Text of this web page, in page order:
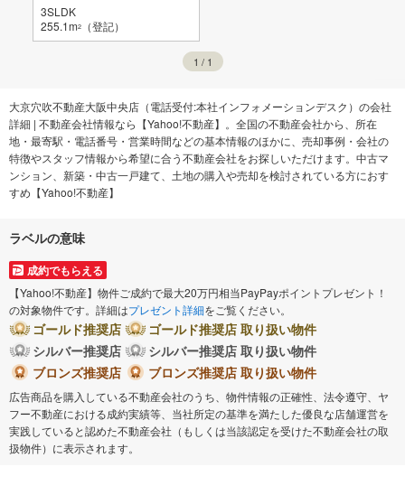
3SLDK
255.1m2 （登記）
1 / 1
大京穴吹不動産大阪中央店（電話受付:本社インフォメーションデスク）の会社
詳細 | 不動産会社情報なら【Yahoo!不動産】。全国の不動産会社から、所在
地・最寄駅・電話番号・営業時間などの基本情報のほかに、売却事例・会社の
特徴やスタッフ情報から希望に合う不動産会社をお探しいただけます。中古マ
ンション、新築・中古一戸建て、土地の購入や売却を検討されている方におす
すめ【Yahoo!不動産】
ラベルの意味
成約でもらえる
【Yahoo!不動産】物件ご成約で最大20万円相当PayPayポイントプレゼント！
の対象物件です。詳細はプレゼント詳細をご覧ください。
ゴールド推奨店
ゴールド推奨店 取り扱い物件
シルバー推奨店
シルバー推奨店 取り扱い物件
ブロンズ推奨店
ブロンズ推奨店 取り扱い物件
広告商品を購入している不動産会社のうち、物件情報の正確性、法令遵守、ヤ
フー不動産における成約実績等、当社所定の基準を満たした優良な店舗運営を
実践していると認めた不動産会社（もしくは当該認定を受けた不動産会社の取
扱物件）に表示されます。